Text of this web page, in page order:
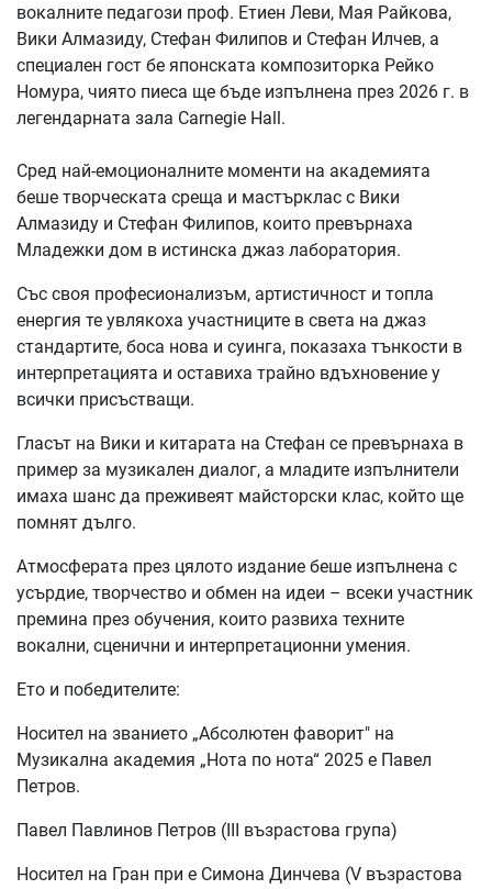
вокалните педагози проф. Етиен Леви, Мая Райкова,
Вики Алмазиду, Стефан Филипов и Стефан Илчев, а
специален гост бе японската композиторка Рейко
Номура, чиято пиеса ще бъде изпълнена през 2026 г. в
легендарната зала Carnegie Hall.
Сред най-емоционалните моменти на академията
беше творческата среща и мастърклас с Вики
Алмазиду и Стефан Филипов, които превърнаха
Младежки дом в истинска джаз лаборатория.
Със своя професионализъм, артистичност и топла
енергия те увлякоха участниците в света на джаз
стандартите, боса нова и суинга, показаха тънкости в
интерпретацията и оставиха трайно вдъхновение у
всички присъстващи.
Гласът на Вики и китарата на Стефан се превърнаха в
пример за музикален диалог, а младите изпълнители
имаха шанс да преживеят майсторски клас, който ще
помнят дълго.
Атмосферата през цялото издание беше изпълнена с
усърдие, творчество и обмен на идеи – всеки участник
премина през обучения, които развиха техните
вокални, сценични и интерпретационни умения.
Ето и победителите:
Носител на званието „Абсолютен фаворит" на
Музикална академия „Нота по нота“ 2025 е Павел
Петров.
Павел Павлинов Петров (III възрастова група)
Носител на Гран при е Симона Динчева (V възрастова